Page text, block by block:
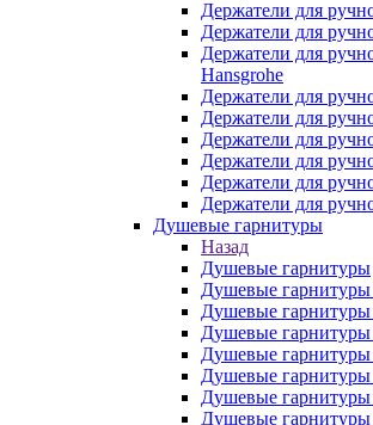
Держатели для
Держатели для
Держатели для
Hansgrohe
Держатели для
Держатели для
Держатели для
Держатели для
Держатели для
Держатели для
Душевые гарнитуры
Назад
Душевые гарнитуры
Душевые гарнитуры
Душевые
Душевые гарнитуры
Душевые гарнитуры
Душевые гарнитуры
Душевые
Душевые гарнитуры